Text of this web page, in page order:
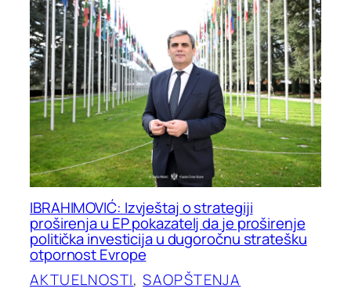
IBRAHIMOVIĆ: Izvještaj o strategiji
proširenja u EP pokazatelj da je proširenje
politička investicija u dugoročnu stratešku
otpornost Evrope
AKTUELNOSTI, SAOPŠTENJA